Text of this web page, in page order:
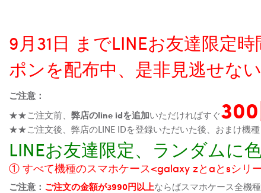
9月31日 までLINEお友達限定
ポンを配布中、是非見逃せな
ご注意：
★★ご注文前、 弊店のline idを追加いただければすぐ
★★ご注文後、弊店のLINE IDを登録いただいた後、おまけ機
LINEお友達限定、ランダムに
① すべて機種のスマホケース<galaxy zとaとsシリ
ご注意： ご注文の金額が3990円以上ならばスマホケース全機